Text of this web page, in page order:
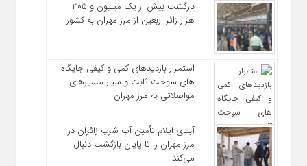
بازگشت بیش از یک میلیون و ۳۰۵
هزار زائر اربعین از مرز مهران به کشور
استمرار بازدیدهای کمی و کیفی جایگاه‌
های سوخت ثابت و سیار مسیرهای
مواصلاتی به مرز مهران
آبفای ایلام تأمین آب شرب زائران در
مرز مهران را تا پایان بازگشت دنبال
می‌کند